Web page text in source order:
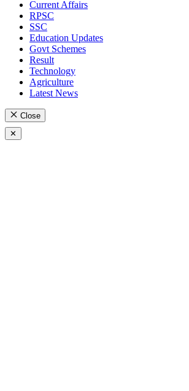
Current Affairs
RPSC
SSC
Education Updates
Govt Schemes
Result
Technology
Agriculture
Latest News
Close
✕